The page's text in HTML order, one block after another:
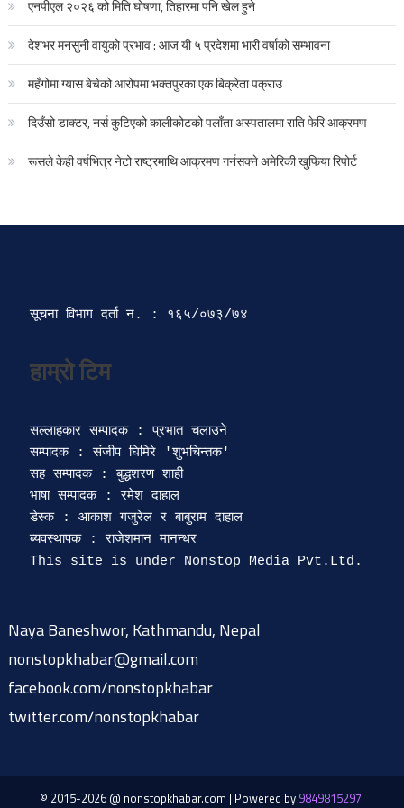
एनपीएल २०२६ को मिति घोषणा, तिहारमा पनि खेल हुने
देशभर मनसुनी वायुको प्रभाव : आज यी ५ प्रदेशमा भारी वर्षाको सम्भावना
महँगोमा ग्यास बेचेको आरोपमा भक्तपुरका एक बिक्रेता पक्राउ
दिउँसो डाक्टर, नर्स कुटिएको कालीकोटको पलाँता अस्पतालमा राति फेरि आक्रमण
रूसले केही वर्षभित्र नेटो राष्ट्रमाथि आक्रमण गर्नसक्ने अमेरिकी खुफिया रिपोर्ट
सूचना विभाग दर्ता‍ नं. : १६५/०७३/७४
हाम्रो टिम
सल्लाहकार सम्पादक : प्रभात चलाउने
सम्पादक : संजीप घिमिरे 'शुभचिन्तक'
सह सम्पादक : बुद्धशरण शाही
भाषा सम्पादक : रमेश दाहाल
डेस्क : आकाश गजुरेल र बाबुराम दाहाल
ब्यवस्थापक : राजेशमान मानन्धर
Naya Baneshwor, Kathmandu, Nepal
nonstopkhabar@gmail.com
facebook.com/nonstopkhabar
twitter.com/nonstopkhabar
© 2015-2026 @ nonstopkhabar.com | Powered by 9849815297.